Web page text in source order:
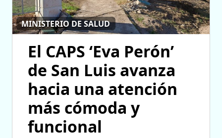
MINISTERIO DE SALUD
El CAPS ‘Eva Perón’
de San Luis avanza
hacia una atención
más cómoda y
funcional